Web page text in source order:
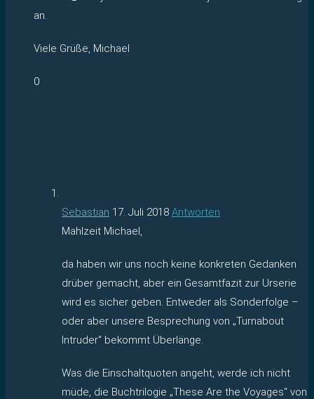
an.
Viele Grüße, Michael
0
Sebastian 17. Juli 2018 Antworten
Mahlzeit Michael,
da haben wir uns noch keine konkreten Gedanken
drüber gemacht, aber ein Gesamtfazit zur Urserie
wird es sicher geben. Entweder als Sonderfolge –
oder aber unsere Besprechung von „Turnabout
Intruder“ bekommt Überlänge.
Was die Einschaltquoten angeht, werde ich nicht
müde, die Buchtrilogie „These Are the Voyages“ von